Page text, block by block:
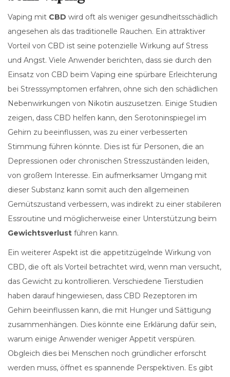
Vaping mit CBD wird oft als weniger gesundheitsschädlich
angesehen als das traditionelle Rauchen. Ein attraktiver
Vorteil von CBD ist seine potenzielle Wirkung auf Stress
und Angst. Viele Anwender berichten, dass sie durch den
Einsatz von CBD beim Vaping eine spürbare Erleichterung
bei Stresssymptomen erfahren, ohne sich den schädlichen
Nebenwirkungen von Nikotin auszusetzen. Einige Studien
zeigen, dass CBD helfen kann, den Serotoninspiegel im
Gehirn zu beeinflussen, was zu einer verbesserten
Stimmung führen könnte. Dies ist für Personen, die an
Depressionen oder chronischen Stresszuständen leiden,
von großem Interesse. Ein aufmerksamer Umgang mit
dieser Substanz kann somit auch den allgemeinen
Gemütszustand verbessern, was indirekt zu einer stabileren
Essroutine und möglicherweise einer Unterstützung beim
Gewichtsverlust führen kann.
Ein weiterer Aspekt ist die appetitzügelnde Wirkung von
CBD, die oft als Vorteil betrachtet wird, wenn man versucht,
das Gewicht zu kontrollieren. Verschiedene Tierstudien
haben darauf hingewiesen, dass CBD Rezeptoren im
Gehirn beeinflussen kann, die mit Hunger und Sättigung
zusammenhängen. Dies könnte eine Erklärung dafür sein,
warum einige Anwender weniger Appetit verspüren.
Obgleich dies bei Menschen noch gründlicher erforscht
werden muss, öffnet es spannende Perspektiven. Es gibt